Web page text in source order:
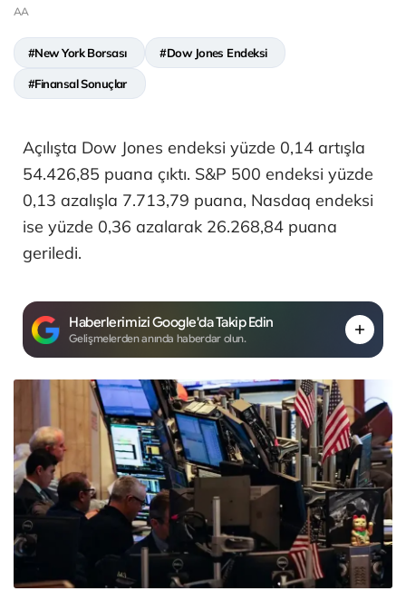
AA
#New York Borsası #Dow Jones Endeksi
#Finansal Sonuçlar
Açılışta Dow Jones endeksi yüzde 0,14 artışla
54.426,85 puana çıktı. S&P 500 endeksi yüzde
0,13 azalışla 7.713,79 puana, Nasdaq endeksi
ise yüzde 0,36 azalarak 26.268,84 puana
geriledi.
Haberlerimizi Google'da Takip Edin
Gelişmelerden anında haberdar olun.